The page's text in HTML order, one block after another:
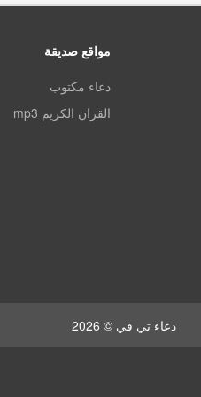
مواقع صديقة
دعاء مكتوب
القران الكريم mp3
دعاء تي في © 2026